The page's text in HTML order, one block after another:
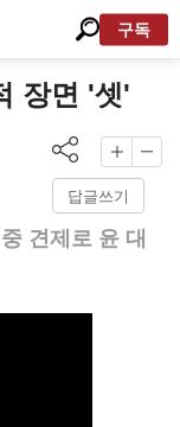
구독
장면 '셋'
답글쓰기
견제로 윤 대